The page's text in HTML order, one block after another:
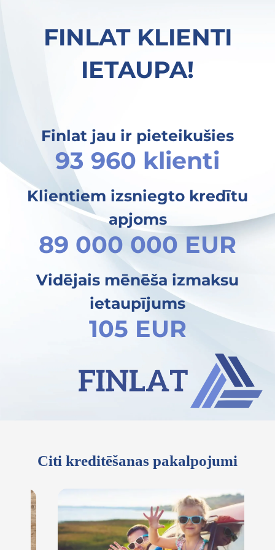
FINLAT KLIENTI
IETAUPA!
Finlat jau ir pieteikušies
93 960 klienti
Klientiem izsniegto kredītu
apjoms
89 000 000 EUR
Vidējais mēnēša izmaksu
ietaupījums
105 EUR
Citi kreditēšanas pakalpojumi